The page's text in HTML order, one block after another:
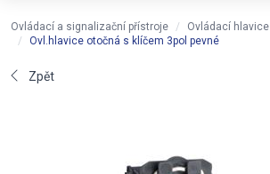
Ovládací a signalizační přístroje
Ovládací hlavice
Ovl.hlavice otočná s klíčem 3pol pevné
Zpět